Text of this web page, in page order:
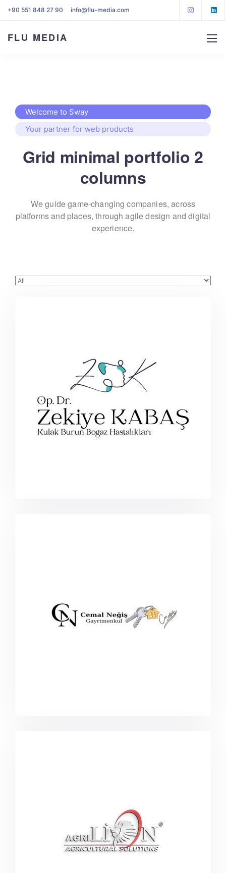
+90 551 848 27 90 info@flu-media.com
FLU MEDIA
Welcome to Sway
Your partner for web products
Grid minimal portfolio 2
columns
We guide game-changing companies, across
platforms and places, through agile design and digital
experience.
cemalnegisgayrimenkul.com
www.agrilion.com.tr